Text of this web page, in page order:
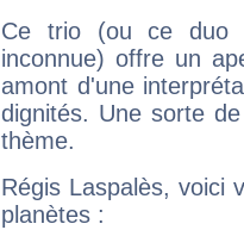
Ce trio (ou ce duo
inconnue) offre un
amont d'une
dignités. Une sorte
thème.
Régis Laspalès, voici
planètes :